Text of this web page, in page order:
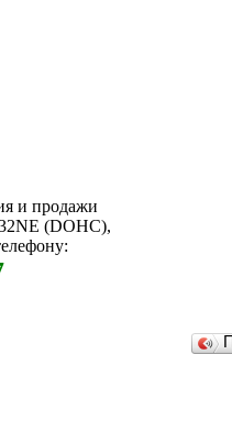
и продажи
(DOHC),